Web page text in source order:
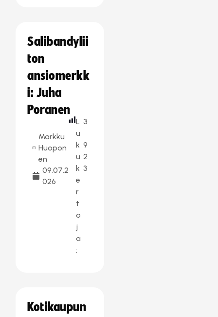
Salibandylii
ton
ansiomerkk
i: Juha
Poranen
Markku
Huopon
en
09.07.2
026
L
u
k
u
k
e
r
t
o
j
a
:
3
9
2
3
Kotikaupun